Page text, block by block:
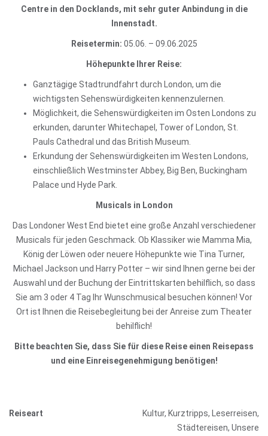
Centre in den Docklands, mit sehr guter Anbindung in die
Innenstadt.
Reisetermin: 05.06. – 09.06.2025
Höhepunkte Ihrer Reise:
Ganztägige Stadtrundfahrt durch London, um die
wichtigsten Sehenswürdigkeiten kennenzulernen.
Möglichkeit, die Sehenswürdigkeiten im Osten Londons zu
erkunden, darunter Whitechapel, Tower of London, St.
Pauls Cathedral und das British Museum.
Erkundung der Sehenswürdigkeiten im Westen Londons,
einschließlich Westminster Abbey, Big Ben, Buckingham
Palace und Hyde Park.
Musicals in London
Das Londoner West End bietet eine große Anzahl verschiedener
Musicals für jeden Geschmack. Ob Klassiker wie Mamma Mia,
König der Löwen oder neuere Höhepunkte wie Tina Turner,
Michael Jackson und Harry Potter – wir sind Ihnen gerne bei der
Auswahl und der Buchung der Eintrittskarten behilflich, so dass
Sie am 3 oder 4 Tag Ihr Wunschmusical besuchen können! Vor
Ort ist Ihnen die Reisebegleitung bei der Anreise zum Theater
behilflich!
Bitte beachten Sie, dass Sie für diese Reise einen Reisepass
und eine Einreisegenehmigung benötigen!
Reiseart
Kultur, Kurztripps, Leserreisen,
Städtereisen, Unsere